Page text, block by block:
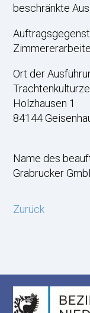
beschränkte
Ort der
Holzhausen 1
84144
Name des
Grabrucker
Zurück